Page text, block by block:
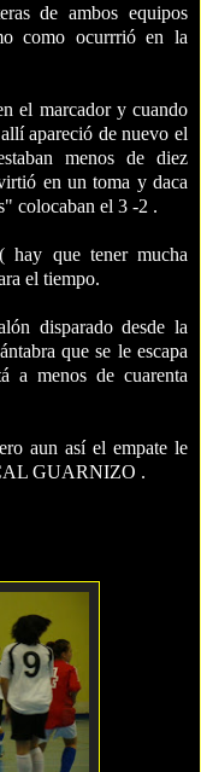
de ambos equipos
como ocurrrió en la
el marcador y cuando
apareció de nuevo el
menos de diez
en un toma y daca
colocaban el 3 -2 .
que tener mucha
el tiempo.
disparado desde la
que se le escapa
a menos de cuarenta
aun así el empate le
GUARNIZO .